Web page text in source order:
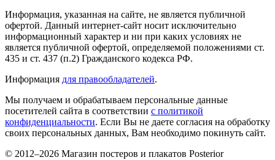
Информация, указанная на сайте, не является публичной
офертой. Данный интернет-сайт носит исключительно
информационный характер и ни при каких условиях не
является публичной офертой, определяемой положениями ст.
435 и ст. 437 (п.2) Гражданского кодекса РФ.
Информация для правообладателей.
Мы получаем и обрабатываем персональные данные
посетителей сайта в соответствии с политикой
конфиденциальности. Если Вы не даете согласия на обработку
своих персональных данных, Вам необходимо покинуть сайт.
© 2012–2026 Магазин постеров и плакатов Posterior